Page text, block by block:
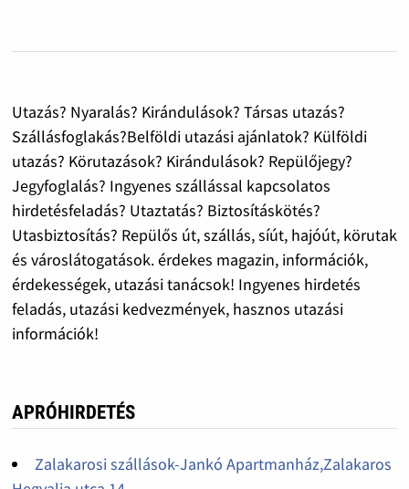
Utazás? Nyaralás? Kirándulások? Társas utazás?
Szállásfoglakás?Belföldi utazási ajánlatok? Külföldi
utazás? Körutazások? Kirándulások? Repülőjegy?
Jegyfoglalás? Ingyenes szállással kapcsolatos
hirdetésfeladás? Utaztatás? Biztosításkötés?
Utasbiztosítás? Repülős út, szállás, síút, hajóút, körutak
és városlátogatások. érdekes magazin, információk,
érdekességek, utazási tanácsok! Ingyenes hirdetés
feladás, utazási kedvezmények, hasznos utazási
információk!
APRÓHIRDETÉS
Zalakarosi szállások-Jankó Apartmanház,Zalakaros